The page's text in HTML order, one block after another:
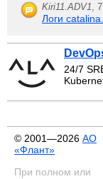
Kiri11.ADV1
Логи
24/7
© 2001—2026 АО
«Флант»
При полном или